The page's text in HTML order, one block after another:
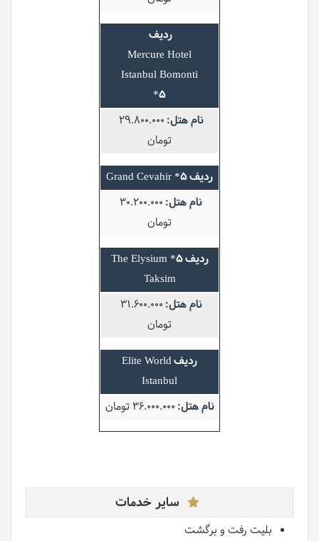
Istanbul Bomonti
5*
تومان
5* Grand Cevahir
تومان
5* The Elysium
Taksim
تومان
Elite World
Istanbul
36.000.000 تومان
سایر خدمات
بلیت رفت و برگشت